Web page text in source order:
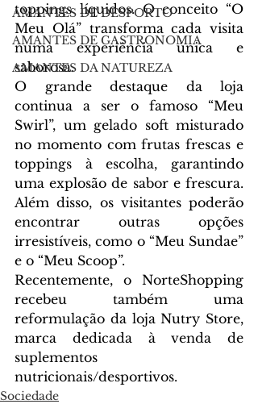
AMANTES DE DESPORTO
AMANTES DE GASTRONOMIA
AMANTES DA NATUREZA
toppings líquidos. O conceito “O
Meu Olá” transforma cada visita
numa experiência única e
saborosa.
O grande destaque da loja
continua a ser o famoso “Meu
Swirl”, um gelado soft misturado
no momento com frutas frescas e
toppings à escolha, garantindo
uma explosão de sabor e frescura.
Além disso, os visitantes poderão
encontrar outras opções
irresistíveis, como o “Meu Sundae”
e o “Meu Scoop”.
Recentemente, o NorteShopping
recebeu também uma
reformulação da loja Nutry Store,
marca dedicada à venda de
suplementos
nutricionais/desportivos.
Sociedade